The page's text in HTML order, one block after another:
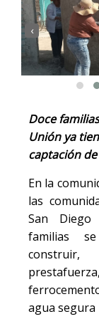
‹
Doce
Unión ya
captación
En la
las
San
familias
agua segura